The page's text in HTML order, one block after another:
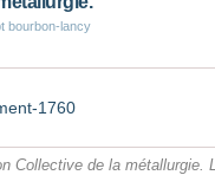
bourbon-lancy
1760
Collective de la métallurgie.